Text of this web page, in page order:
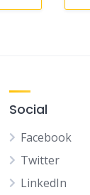
Social
Facebook
Twitter
LinkedIn